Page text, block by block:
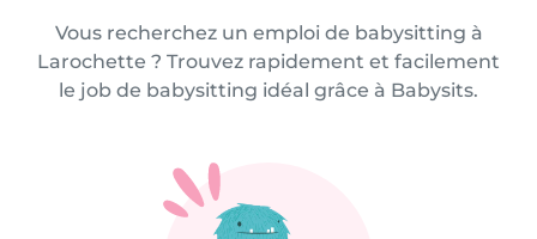
Vous recherchez un emploi de babysitting à
Larochette ? Trouvez rapidement et facilement
le job de babysitting idéal grâce à Babysits.